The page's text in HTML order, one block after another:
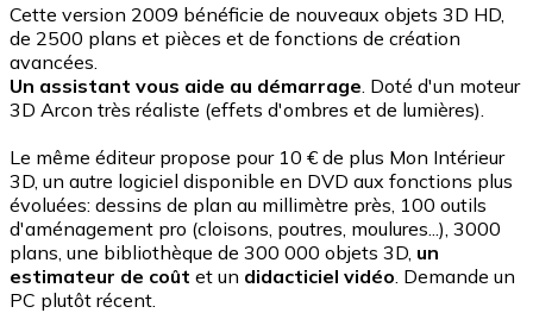
Cette version 2009 bénéficie de nouveaux objets 3D HD,
de 2500 plans et pièces et de fonctions de création
avancées.
Un assistant vous aide au démarrage . Doté d'un moteur
3D Arcon très réaliste (effets d'ombres et de lumières).
Le même éditeur propose pour 10 € de plus Mon Intérieur
3D, un autre logiciel disponible en DVD aux fonctions plus
évoluées: dessins de plan au millimètre près, 100 outils
d'aménagement pro (cloisons, poutres, moulures...), 3000
plans, une bibliothèque de 300 000 objets 3D, un
estimateur de coût et un didacticiel vidéo . Demande un
PC plutôt récent.